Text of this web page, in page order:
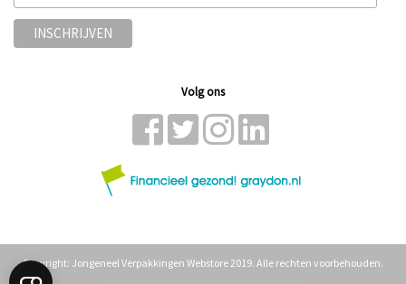
Volg ons
Copyright: Jongeneel Verpakkingen Webstore 2019. Alle rechten voorbehouden.